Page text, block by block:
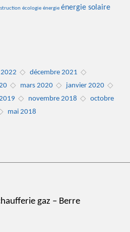
écologie énergie énergie solaire
décembre 2021
mars 2020
janvier 2020
novembre 2018
octobre
mai 2018
gaz – Berre